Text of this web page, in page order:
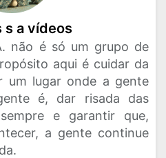
s a vídeos
não é só um grupo de
aqui é cuidar da
um lugar onde a gente
é, dar risada das
e garantir que,
a gente continue